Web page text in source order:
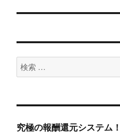
ン
検
索
象:
究極の報酬還元システム！